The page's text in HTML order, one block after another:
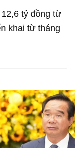
12,6 tỷ đồng từ
khai từ tháng